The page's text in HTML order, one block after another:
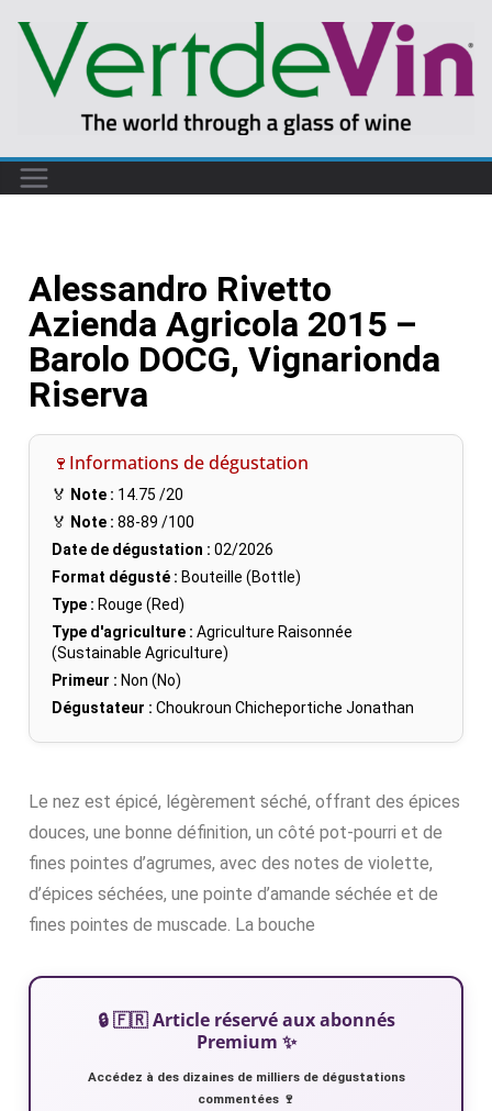
Alessandro Rivetto
Azienda Agricola 2015 –
Barolo DOCG, Vignarionda
Riserva
🍷Informations de dégustation
🏅 Note : 14.75 /20
🏅 Note : 88-89 /100
Date de dégustation : 02/2026
Format dégusté : Bouteille (Bottle)
Type : Rouge (Red)
Type d'agriculture : Agriculture Raisonnée
(Sustainable Agriculture)
Primeur : Non (No)
Dégustateur : Choukroun Chicheportiche Jonathan
Le nez est épicé, légèrement séché, offrant des épices
douces, une bonne définition, un côté pot-pourri et de
fines pointes d’agrumes, avec des notes de violette,
d’épices séchées, une pointe d’amande séchée et de
fines pointes de muscade. La bouche
🔒 🇫🇷 Article réservé aux abonnés
Premium ✨
Accédez à des dizaines de milliers de dégustations
commentées 🍷